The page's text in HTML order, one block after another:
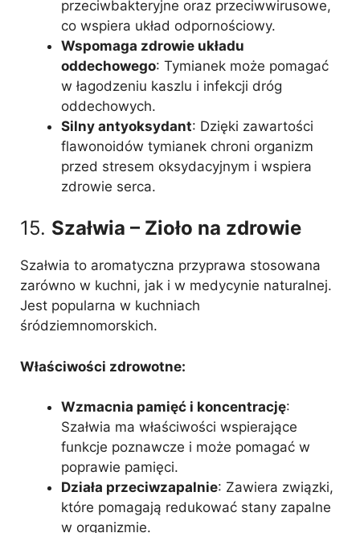
przeciwbakteryjne oraz przeciwwirusowe,
co wspiera układ odpornościowy.
Wspomaga zdrowie układu
oddechowego: Tymianek może pomagać
w łagodzeniu kaszlu i infekcji dróg
oddechowych.
Silny antyoksydant: Dzięki zawartości
flawonoidów tymianek chroni organizm
przed stresem oksydacyjnym i wspiera
zdrowie serca.
15. Szałwia – Zioło na zdrowie
Szałwia to aromatyczna przyprawa stosowana
zarówno w kuchni, jak i w medycynie naturalnej.
Jest popularna w kuchniach
śródziemnomorskich.
Właściwości zdrowotne:
Wzmacnia pamięć i koncentrację:
Szałwia ma właściwości wspierające
funkcje poznawcze i może pomagać w
poprawie pamięci.
Działa przeciwzapalnie: Zawiera związki,
które pomagają redukować stany zapalne
w organizmie.